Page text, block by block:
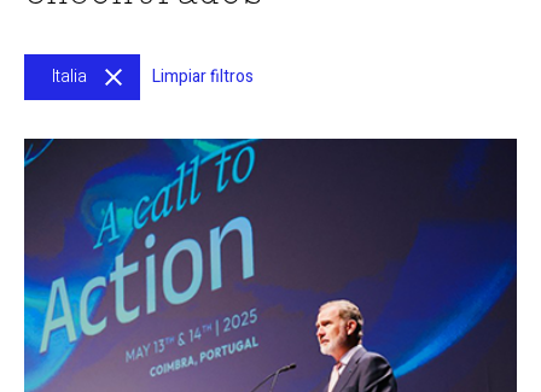
Italia Limpiar filtros